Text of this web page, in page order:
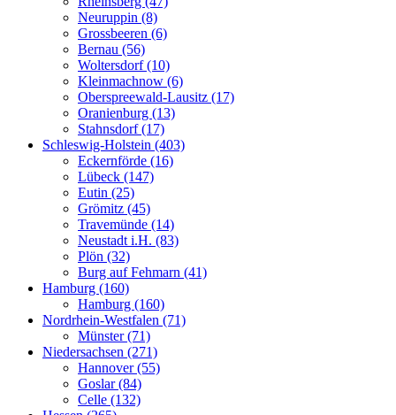
Neuruppin (8)
Grossbeeren (6)
Bernau (56)
Woltersdorf (10)
Kleinmachnow (6)
Oberspreewald-Lausitz (17)
Oranienburg (13)
Stahnsdorf (17)
Schleswig-Holstein (403)
Eckernförde (16)
Lübeck (147)
Eutin (25)
Grömitz (45)
Travemünde (14)
Neustadt i.H. (83)
Plön (32)
Burg auf Fehmarn (41)
Hamburg (160)
Hamburg (160)
Nordrhein-Westfalen (71)
Münster (71)
Niedersachsen (271)
Hannover (55)
Goslar (84)
Celle (132)